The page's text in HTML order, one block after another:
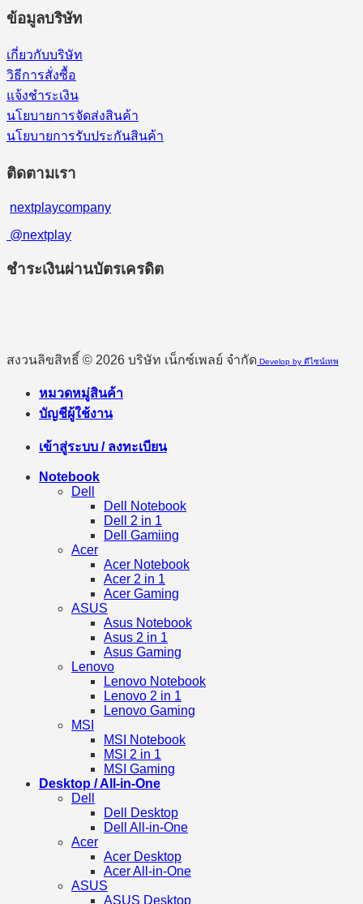
ข้อมูลบริษัท
เกี่ยวกับบริษัท
วิธีการสั่งซื้อ
แจ้งชำระเงิน
นโยบายการจัดส่งสินค้า
นโยบายการรับประกันสินค้า
ติดตามเรา
nextplaycompany
@nextplay
ชำระเงินผ่านบัตรเครดิต
สงวนลิขสิทธิ์ © 2026 บริษัท เน็กซ์เพลย์ จำกัด Develop by ดีไซน์เทพ
หมวดหมู่สินค้า
บัญชีผู้ใช้งาน
เข้าสู่ระบบ / ลงทะเบียน
Notebook
Dell
Dell Notebook
Dell 2 in 1
Dell Gamiing
Acer
Acer Notebook
Acer 2 in 1
Acer Gaming
ASUS
Asus Notebook
Asus 2 in 1
Asus Gaming
Lenovo
Lenovo Notebook
Lenovo 2 in 1
Lenovo Gaming
MSI
MSI Notebook
MSI 2 in 1
MSI Gaming
Desktop / All-in-One
Dell
Dell Desktop
Dell All-in-One
Acer
Acer Desktop
Acer All-in-One
ASUS
ASUS Desktop